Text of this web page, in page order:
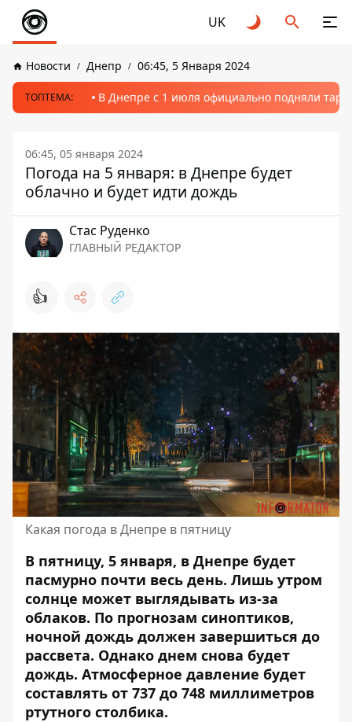
UK
Новости Днепр 06:45, 5 Января 2024
ТОПТЕМА: В Днепре с 1 июля официально подняли
06:45, 05 января 2024
Погода на 5 января: в Днепре будет
облачно и будет идти дождь
Стаc Руденко
ГЛАВНЫЙ РЕДАКТОР
👍
Какая погода в Днепре в пятницу
В пятницу, 5 января, в Днепре будет
пасмурно почти весь день. Лишь утром
солнце может выглядывать из-за
облаков. По прогнозам синоптиков,
ночной дождь должен завершиться до
рассвета. Однако днем ​​снова будет
дождь. Атмосферное давление будет
составлять от 737 до 748 миллиметров
ртутного столбика.